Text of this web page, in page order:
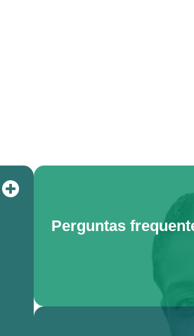
Perguntas